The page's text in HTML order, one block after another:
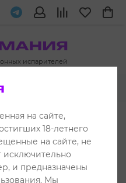
испарителей
испарители
на сайте,
18-летнего
на сайте, не
исключительно
и предназначены
Мы